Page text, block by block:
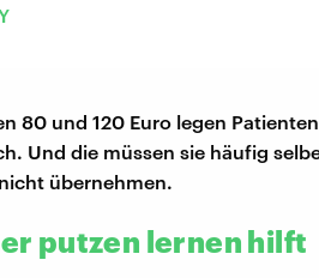
80 und 120 Euro legen
Und die müssen sie häufig
übernehmen.
putzen lernen hilft